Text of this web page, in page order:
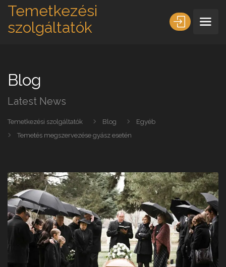
Temetkezési
szolgáltatók
Blog
Latest News
Temetkezési szolgáltatók Blog
Egyéb
Temetés megszervezése gyász esetén